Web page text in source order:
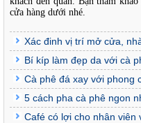
cửa hàng dưới nhé.
Xác đinh vị trí mở cửa,
Bí kíp làm đẹp da với cà
Cà phê đá xay với phong
5 cách pha cà phê ngon
Café có lợi cho nhân viên